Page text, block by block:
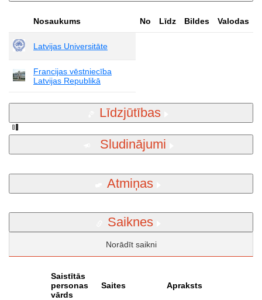
Nosaukums No Līdz Bildes Valodas
Latvijas Universitāte
Francijas vēstniecība
Latvijas Republikā
Līdzjūtības
Sludinājumi
Atmiņas
Saiknes
Norādīt saikni
Saistītās
personas
vārds
Saites Apraksts